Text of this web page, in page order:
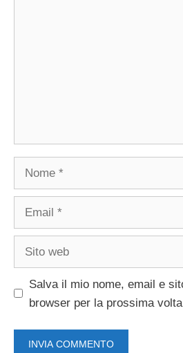
Salva il mio nome, email e
browser per la prossima